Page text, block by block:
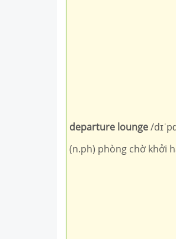
departure lounge/
(n.ph) phòng chờ khởi